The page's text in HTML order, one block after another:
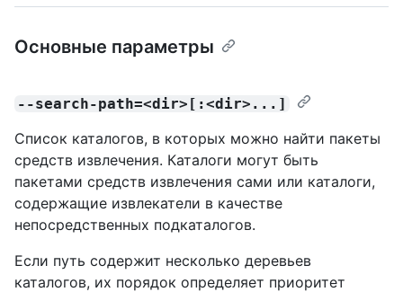
Основные параметры
--search-path=<dir>[:<dir>...]
Список каталогов, в которых можно найти пакеты
средств извлечения. Каталоги могут быть
пакетами средств извлечения сами или каталоги,
содержащие извлекатели в качестве
непосредственных подкаталогов.
Если путь содержит несколько деревьев
каталогов, их порядок определяет приоритет